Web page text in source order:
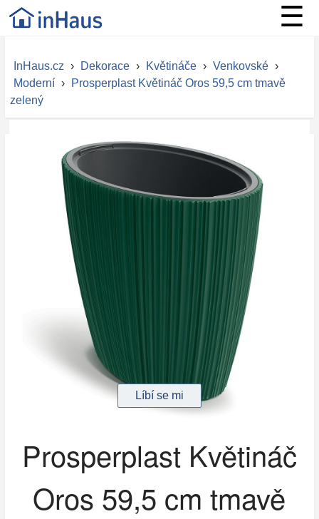
☰
InHaus.cz › Dekorace › Květináče › Venkovské ›
Moderní ›
Prosperplast Květináč Oros 59,5 cm tmavě
zelený
Prosperplast Květináč
Oros 59,5 cm tmavě